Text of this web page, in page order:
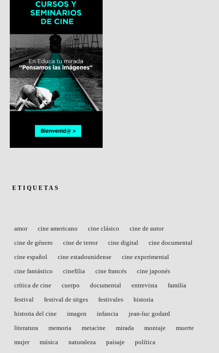
ETIQUETAS
amor cine americano cine clásico
cine de autor
cine de género
cine de terror cine digital
cine documental
cine español
cine estadounidense
cine experimental
cine fantástico
cinefilia cine francés
cine japonés
crítica de cine
cuerpo documental entrevista
familia
festival
festival de sitges festivales
historia
historia del cine
imagen infancia
jean-luc godard
literatura
memoria metacine mirada montaje
muerte
mujer
música naturaleza paisaje
política